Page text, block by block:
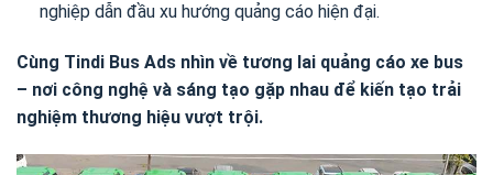
nghiệp dẫn đầu xu hướng quảng cáo hiện đại.
Cùng Tindi Bus Ads nhìn về tương lai quảng cáo xe bus
– nơi công nghệ và sáng tạo gặp nhau để kiến tạo trải
nghiệm thương hiệu vượt trội.